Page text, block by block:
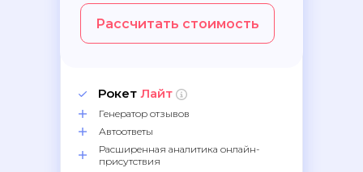
Генератор отзывов
Автоответы
Расширенная аналитика онлайн-
присутствия
Рокет Лайт
Рассчитать стоимость